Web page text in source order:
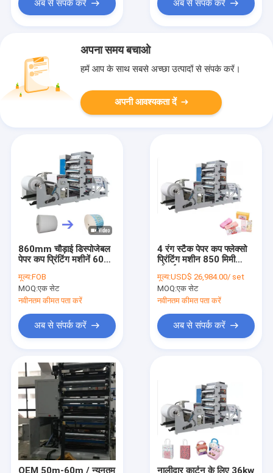
अब से संपर्क करें अब से संपर्क करें
अपना समय बचाओ
हमें आप के साथ सबसे अच्छा उत्पादों से संपर्क करें।
अपनी आवश्यकता दें
860mm चौड़ाई डिस्पोजेबल
पेपर कप प्रिंटिंग मशीनें 60m-
मूल्य:FOB
MOQ:एक सेट
नवीनतम कीमत पता करें
अब से संपर्क करें
4 रंग स्टैक पेपर कप फ्लेक्सो
प्रिंटिंग मशीन 850 मिमी
मूल्य:USD$ 26,984.00/ set
MOQ:एक सेट
नवीनतम कीमत पता करें
अब से संपर्क करें
OEM 50m-60m / न्यूनतम
नालीदार कार्टन के लिए 36kw